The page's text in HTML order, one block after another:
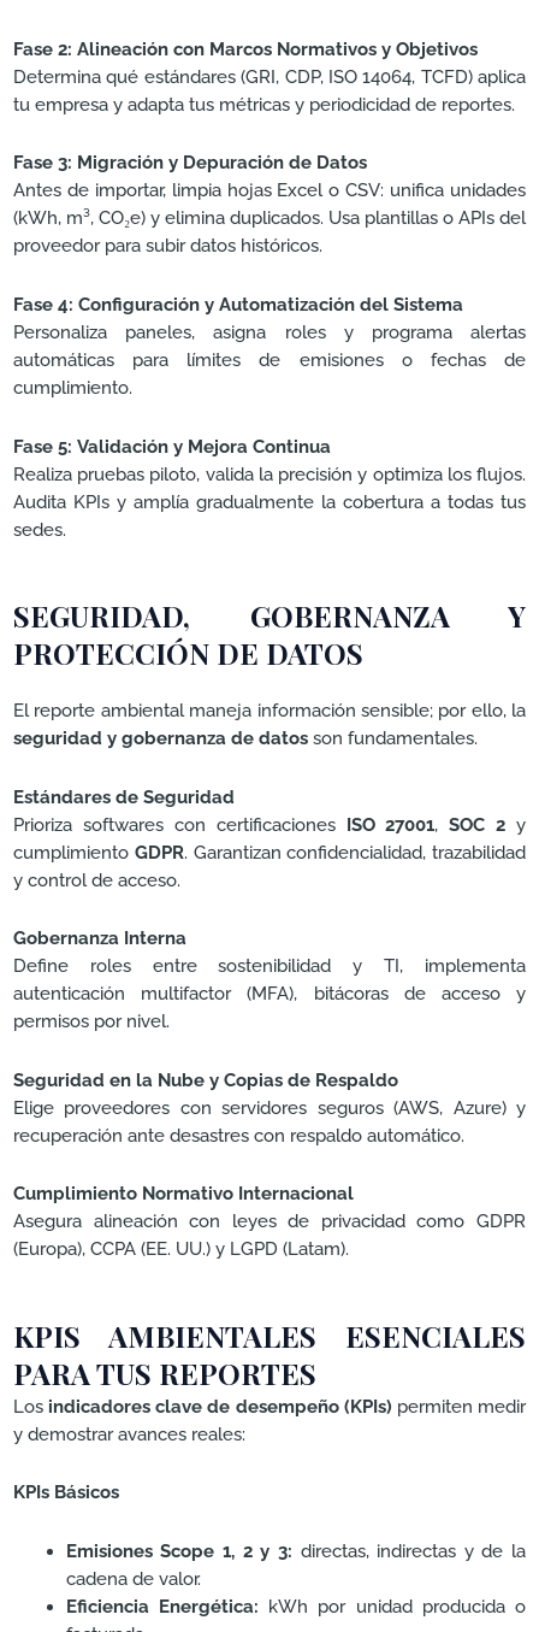
Fase 2: Alineación con Marcos Normativos y Objetivos
Determina qué estándares (GRI, CDP, ISO 14064, TCFD) aplica
tu empresa y adapta tus métricas y periodicidad de reportes.
Fase 3: Migración y Depuración de Datos
Antes de importar, limpia hojas Excel o CSV: unifica unidades
(kWh, m³, CO₂e) y elimina duplicados. Usa plantillas o APIs del
proveedor para subir datos históricos.
Fase 4: Configuración y Automatización del Sistema
Personaliza paneles, asigna roles y programa alertas
automáticas para límites de emisiones o fechas de
cumplimiento.
Fase 5: Validación y Mejora Continua
Realiza pruebas piloto, valida la precisión y optimiza los flujos.
Audita KPIs y amplía gradualmente la cobertura a todas tus
sedes.
SEGURIDAD, GOBERNANZA Y
PROTECCIÓN DE DATOS
El reporte ambiental maneja información sensible; por ello, la
seguridad y gobernanza de datos son fundamentales.
Estándares de Seguridad
Prioriza softwares con certificaciones ISO 27001,SOC 2 y
cumplimiento GDPR. Garantizan confidencialidad, trazabilidad
y control de acceso.
Gobernanza Interna
Define roles entre sostenibilidad y TI, implementa
autenticación multifactor (MFA), bitácoras de acceso y
permisos por nivel.
Seguridad en la Nube y Copias de Respaldo
Elige proveedores con servidores seguros (AWS, Azure) y
recuperación ante desastres con respaldo automático.
Cumplimiento Normativo Internacional
Asegura alineación con leyes de privacidad como GDPR
(Europa), CCPA (EE. UU.) y LGPD (Latam).
KPIS AMBIENTALES ESENCIALES
PARA TUS REPORTES
Los indicadores clave de desempeño (KPIs) permiten medir
y demostrar avances reales:
KPIs Básicos
Emisiones Scope 1, 2 y 3: directas, indirectas y de la
cadena de valor.
Eficiencia Energética: kWh por unidad producida o